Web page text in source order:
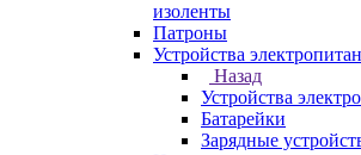
изоленты
Патроны
Устройства
Назад
Устройства
Батарейки
Зарядные